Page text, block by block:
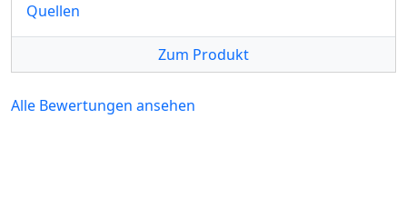
Quellen
Zum Produkt
Alle Bewertungen ansehen